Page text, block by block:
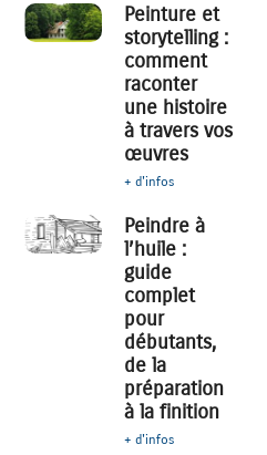
Peinture et
storytelling :
comment
raconter
une histoire
à travers vos
œuvres
+ d'infos
Peindre à
l’huile :
guide
complet
pour
débutants,
de la
préparation
à la finition
+ d'infos